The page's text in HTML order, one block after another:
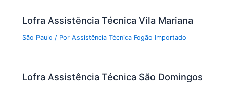
Lofra Assistência Técnica Vila Mariana
São Paulo / PorAssistência Técnica Fogão Importado
Lofra Assistência Técnica São Domingos